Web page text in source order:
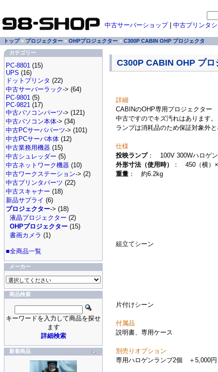
C300P CABIN OHP プロ
詳細
CABINのOHP専用プロジェクター
中古ですのでキズ汚れはあります。
ランプは消耗品のため保証対象外
仕様
投映ランプ： 100V 300Wハロゲ
外形寸法（使用時）
： 450（横）
重量 ： 約6.2kg
組立てシーン
片付けシーン
付属品
説明書、専用ケース
別売りオプション
専用ハロゲンランプ2個 ＋5,000円
中古サーバーショップ| 中古プリンタ
トップ» プロジェクター » OHPプロジェクター » C300P CABIN OHP プロジェクタ
カテゴリー
PC-8801 (15)
UPS (16)
ドットプリンタ (22)
中古サーバーラック-> (64)
PC-9801 (5)
PC-9821 (17)
中古パソコンパーツ-> (121)
中古パソコン本体-> (34)
中古PCサーバパーツ-> (101)
中古PCサーバ本体 (12)
中古業務用機器 (15)
中古シュレッダー (5)
中古ネットワーク機器 (10)
中古ワークステーション-> (2)
中古プリンタパーツ (22)
中古スキャナー (18)
新品サプライ (6)
プロジェクター-> (18)
液晶プロジェクター (2)
OHPプロジェクター (15)
書画カメラ (1)
■全商品一覧
メーカー
商品検索
キーワードを入力して商品を探せ
ます
詳細検索
新着商品